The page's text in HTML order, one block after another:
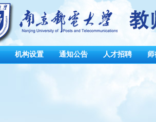
机构设置 通知公告 人才招聘